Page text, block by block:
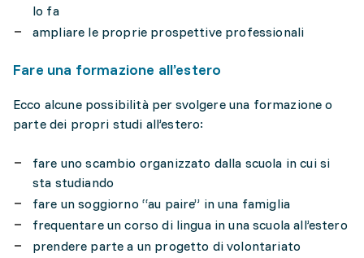
lo fa
ampliare le proprie prospettive professionali
Fare una formazione all’estero
Ecco alcune possibilità per svolgere una formazione o
parte dei propri studi all’estero:
fare uno scambio organizzato dalla scuola in cui si
sta studiando
fare un soggiorno “au paire” in una famiglia
frequentare un corso di lingua in una scuola all’estero
prendere parte a un progetto di volontariato